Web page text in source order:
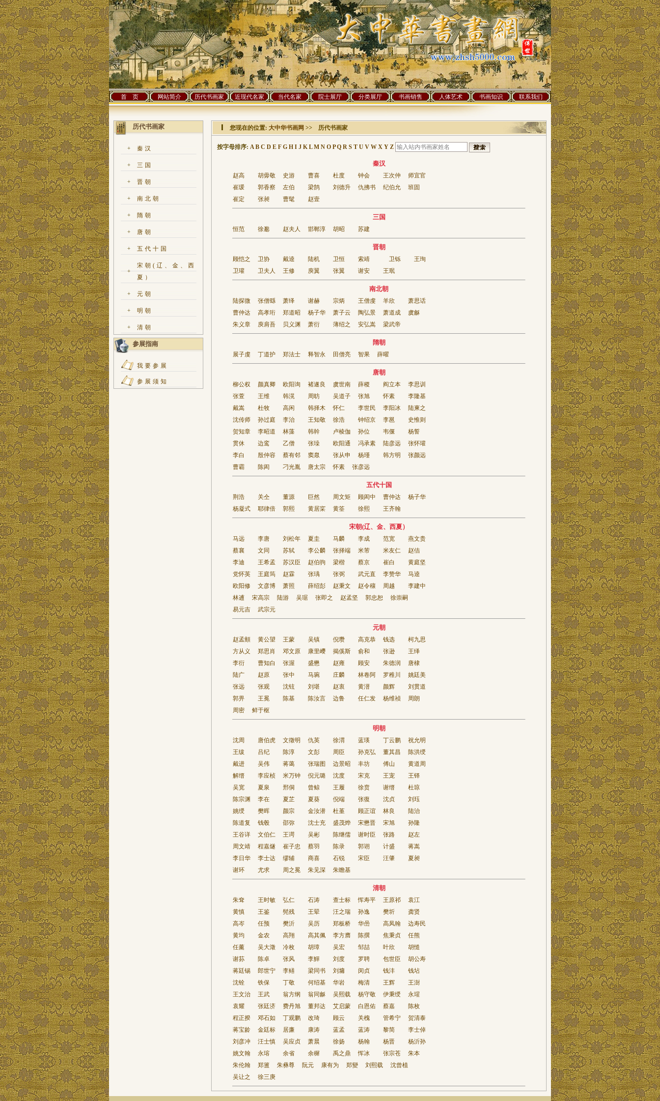
首 页 网站简介 历代书画家 近现代名家 当代名家 院士展厅 分类展厅 书画销售 人体艺术 书画知识 联系我们
历代书画家
+ 秦汉
+ 三国
+ 晋朝
+ 南北朝
+ 隋朝
+ 唐朝
+ 五代十国
+
宋朝(辽、金、西
夏）
+ 元朝
+ 明朝
+ 清朝
参展指南
我要参展
参展须知
您现在的位置: 大中华书画网 >> 历代书画家
按字母排序: A B C D E F G H I J K L M N O P Q R S T U V W X Y Z
秦汉
赵高 胡毋敬 史游 曹喜 杜度 钟会 王次仲
师宜官
崔瑗
郭香察 左伯 梁鹄 刘德升 仇拂书 纪伯允
班固
崔定
张昶 曹髦 赵壹
三国
恒范 徐邈 赵夫人 邯郸淳 胡昭 苏建
晋朝
顾恺之 卫协 戴逵 陆机 卫恒 索靖 卫铄
王珣
卫瓘
卫夫人 王修 庾翼 张翼 谢安 王珉
南北朝
陆探微 张僧繇 萧绎 谢赫 宗炳 王僧虔 羊欣
萧思话
曹仲达
高孝珩 郑道昭 杨子华 萧子云 陶弘景 萧道成
虞龢
朱义章
庾肩吾 贝义渊 萧衍 薄绍之 安弘嵩 梁武帝
隋朝
展子虔 丁道护 郑法士 释智永 田僧亮 智果 薛曜
唐朝
柳公权 颜真卿 欧阳询 褚遂良 虞世南 薛稷 阎立本
李思训
张萱
王维 韩滉 周昉 吴道子 张旭 怀素
李隆基
戴嵩
杜牧 高闲 韩择木 怀仁 李世民 李阳冰
陆柬之
沈传师
孙过庭 李治 王知敬 徐浩 钟绍京 李邕
史惟则
贺知章
李昭道 林藻 韩幹 卢棱伽 孙位 韦偃
杨誓
贯休
边鸾 乙僧 张璪 欧阳通 冯承素 陆彦远
张怀瓘
李白
殷仲容 蔡有邻 窦臮 张从申 杨瑾 韩方明
张颜远
曹霸
陈闳 刁光胤 唐太宗 怀素 张彦远
五代十国
荆浩 关仝 董源 巨然 周文矩 顾闳中 曹仲达
杨子华
杨凝式
耶律倍 郭熙 黄居寀 黄筌 徐熙 王齐翰
宋朝(辽、金、西夏）
马远 李唐 刘松年 夏圭 马麟 李成 范宽
燕文贵
蔡襄
文同 苏轼 李公麟 张择端 米芾 米友仁
赵佶
李迪
王希孟 苏汉臣 赵伯驹 梁楷 蔡京 崔白
黄庭坚
党怀英
王庭筠 赵霖 张瑀 张弼 武元直 李赞华
马逵
欧阳修
文彦博 萧照 薛绍彭 赵秉文 赵令穰 周越
李建中
林逋
宋高宗 陆游 吴琚 张即之 赵孟坚 郭忠恕
徐崇嗣
易元吉
武宗元
元朝
赵孟頫 黄公望 王蒙 吴镇 倪瓒 高克恭 钱选
柯九思
方从义
郑思肖 邓文原 康里巎 揭傒斯 俞和 张逊
王绎
李衍
曹知白 张渥 盛懋 赵雍 顾安 朱德润
唐棣
陆广
赵原 张中 马琬 庄麟 林卷阿 罗稚川
姚廷美
张远
张观 沈铉 刘堪 赵衷 黄溍 颜辉
刘贯道
郭畀
王冕 陈基 陈汝言 边鲁 任仁发 杨维祯
周朗
周密
鲜于枢
明朝
沈周 唐伯虎 文徵明 仇英 徐渭 蓝瑛 丁云鹏
祝允明
王绂
吕纪 陈淳 文彭 周臣 孙克弘 董其昌
陈洪绶
戴进
吴伟 蒋蔼 张瑞图 边景昭 丰坊 傅山
黄道周
解缙
李应桢 米万钟 倪元璐 沈度 宋克 王宠
王铎
吴宽
夏泉 邢侗 曾鲸 王履 徐贲 谢缙
杜琼
陈宗渊
李在 夏芷 夏葵 倪端 张復 沈贞
刘珏
姚绶
樊晖 颜宗 金汝潜 杜堇 顾正谊 林良
陆治
陈道复
钱毂 邵弥 沈士充 盛茂烨 宋懋晋 宋旭
孙隆
王谷详
文伯仁 王谔 吴彬 陈继儒 谢时臣 张路
赵左
周文靖
程嘉燧 崔子忠 蔡羽 陈录 郭诩 计盛
蒋嵩
李日华
李士达 缪辅 商喜 石锐 宋臣 汪肇
夏昶
谢环
尤求 周之冕 朱见深 朱瞻基
清朝
朱耷 王时敏 弘仁 石涛 查士标 恽寿平 王原祁
袁江
黄慎
王鉴 髡残 王翚 汪之瑞 孙逸 樊圻
龚贤
高岑
任预 樊沂 吴历 郑板桥 华喦 高凤翰
边寿民
黄均
金农 高翔 高其佩 李方膺 陈撰 焦秉贞
任熊
任薰
吴大澂 冷枚 胡璋 吴宏 邹喆 叶欣
胡慥
谢荪
陈卓 张风 李鱓 刘度 罗聘 包世臣
胡公寿
蒋廷锡
郎世宁 李鳝 梁同书 刘墉 闵贞 钱沣
钱坫
沈铨
铁保 丁敬 何绍基 华岩 梅清 王辉
王澍
王文治
王武 翁方纲 翁同龢 吴熙载 杨守敬 伊秉绶
永瑆
袁耀
张廷济 费丹旭 董邦达 艾启蒙 白恩佑 蔡嘉
陈枚
程正揆
邓石如 丁观鹏 改琦 顾云 关槐 管希宁
贺清泰
蒋宝龄
金廷标 居廉 康涛 蓝孟 蓝涛 黎简
李士倬
刘彦冲
汪士慎 吴应贞 萧晨 徐扬 杨翰 杨晋
杨沂孙
姚文翰
永瑢 余省 余穉 禹之鼎 恽冰 张宗苍
朱本
朱伦翰
郑簠 朱彝尊 阮元 康有为 郑變 刘熙载
沈曾植
吴让之
徐三庚